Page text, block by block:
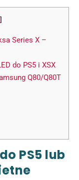
]
Series X –
do PS5 i XSX
Q80/Q80T
PS5 lub